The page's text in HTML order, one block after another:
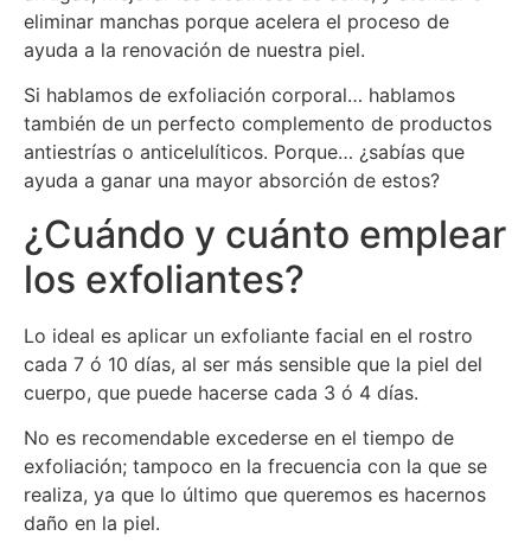
eliminar manchas porque acelera el proceso de
ayuda a la renovación de nuestra piel.
Si hablamos de exfoliación corporal… hablamos
también de un perfecto complemento de productos
antiestrías o anticelulíticos. Porque… ¿sabías que
ayuda a ganar una mayor absorción de estos?
¿Cuándo y cuánto emplear
los exfoliantes?
Lo ideal es aplicar un exfoliante facial en el rostro
cada 7 ó 10 días, al ser más sensible que la piel del
cuerpo, que puede hacerse cada 3 ó 4 días.
No es recomendable excederse en el tiempo de
exfoliación; tampoco en la frecuencia con la que se
realiza, ya que lo último que queremos es hacernos
daño en la piel.